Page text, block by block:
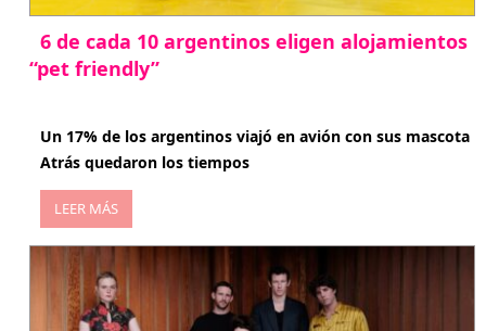
6 de cada 10 argentinos eligen alojamientos
“pet friendly”
Un 17% de los argentinos viajó en avión con sus mascota
Atrás quedaron los tiempos
LEER MÁS